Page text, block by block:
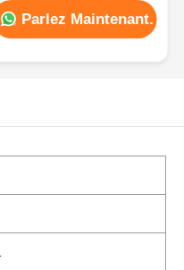
Parlez Maintenant.